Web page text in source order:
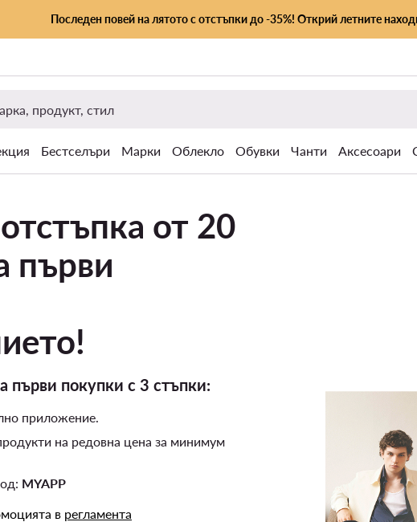
Последен повей на лятото с отстъпки до -35%! Открий летните
Бестселъри Марки Облекло Обувки Чанти Аксесоари
от 20
първи
първи покупки с 3 стъпки:
приложение.
на редовна цена за минимум
MYAPP
в регламента